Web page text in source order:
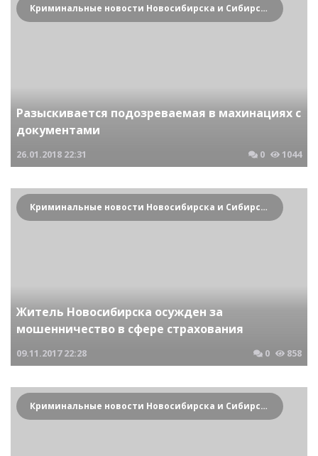
Криминальные новости Новосибирска и Сибирского региона
Разыскивается подозреваемая в махинациях с
документами
26.01.2018 22:31 0 1044
Криминальные новости Новосибирска и Сибирского региона
Житель Новосибирска осужден за
мошенничество в сфере страхования
09.11.2017 22:28 0 858
Криминальные новости Новосибирска и Сибирского региона